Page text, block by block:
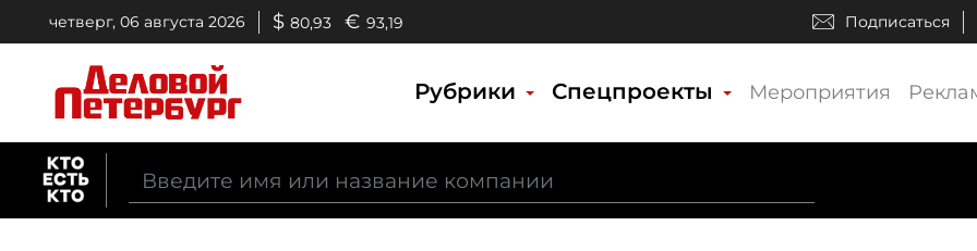
четверг, 06 августа 2026 $ 80,93 € 93,19 Подписаться
Рубрики Спецпроекты Мероприятия